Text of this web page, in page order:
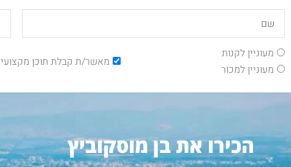
מעוניין לקנות
מעוניין למכור
מאשר/ת קבלת תוכן מקצועי
הכירו את בן מוסקוביץ